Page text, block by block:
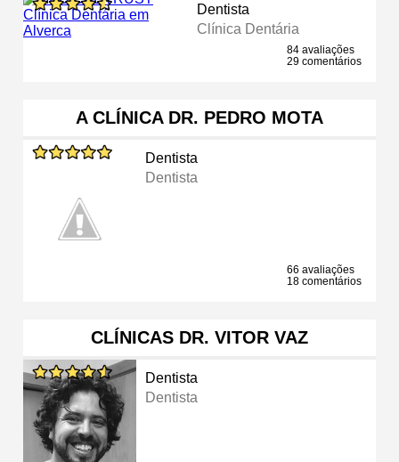
Dentista
Clínica Dentária
84 avaliações
29 comentários
A CLÍNICA DR. PEDRO MOTA
Dentista
Dentista
66 avaliações
18 comentários
CLÍNICAS DR. VITOR VAZ
Dentista
Dentista